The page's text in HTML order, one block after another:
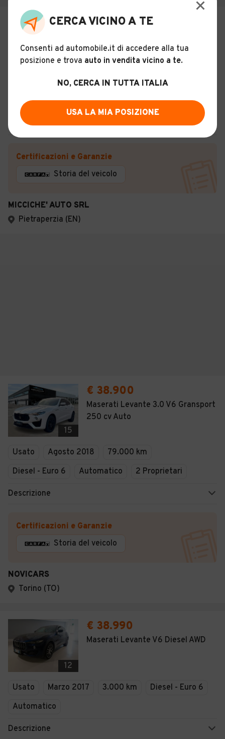
30
€ 36.900
FUL R21 TETTO
Giugno 2017
179.000 km
Diesel - Euro 6
Automatico
Descrizione
Certificazioni e Garanzie
Storia del veicolo
MICCICHE' AUTO SRL
Pietraperzia (EN)
15
€ 38.900
Maserati Levante 3.0 V6 Gransport
250 cv Auto
Usato Agosto 2018
79.000 km
Diesel - Euro 6
Automatico 2 Proprietari
Descrizione
Certificazioni e Garanzie
Storia del veicolo
NOVICARS
Torino (TO)
12
€ 38.990
Maserati Levante V6 Diesel AWD
Usato Marzo 2017 3.000 km
Diesel - Euro 6
Automatico
Descrizione
CERCA VICINO A TE
Consenti ad automobile.it di accedere alla tua
posizione e trova auto in vendita vicino a te.
NO, CERCA IN TUTTA ITALIA
USA LA MIA POSIZIONE